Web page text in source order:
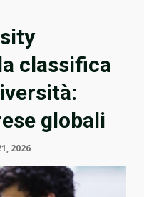
classifica
globali
2026